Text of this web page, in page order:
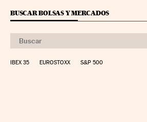
BUSCAR BOLSAS Y MERCADOS
IBEX 35 EUROSTOXX S&P 500